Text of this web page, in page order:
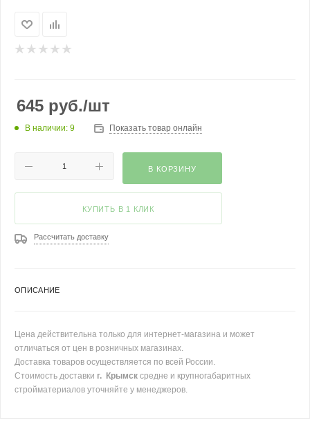
645 руб./шт
В наличии: 9 Показать товар онлайн
В КОРЗИНУ
КУПИТЬ В 1 КЛИК
Рассчитать доставку
ОПИСАНИЕ
Цена действительна только для интернет-магазина и может
отличаться от цен в розничных магазинах.
Доставка товаров осуществляется по всей России.
Стоимость доставки г. Крымск средне и крупногабаритных
стройматериалов уточняйте у менеджеров.